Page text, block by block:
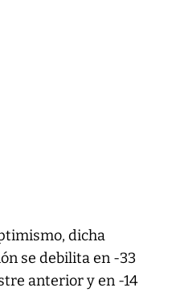
dicha
se debilita en -33
anterior y en -14